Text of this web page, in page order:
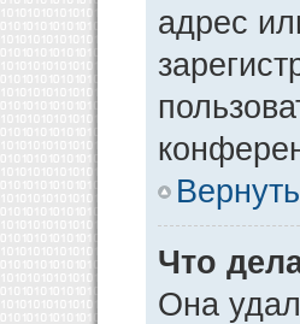
адрес
Что
Она